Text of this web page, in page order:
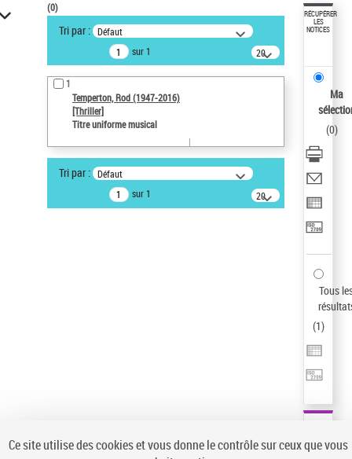
VOTRE RECHERCHE
Recherche avancée dans les
notices d’autorité
Œuvres liées à l'auteur :
Temperton, Rod (1947-2016)
Auteur d’œuvre
ne s'applique pas
Type de notice d'autorité
(0)
Tri par : Défaut
sur 1
20
résultats/page
1
Temperton, Rod (1947-2016)
[Thriller]
Titre uniforme musical
Tri par : Défaut
sur 1
20
résultats/page
RÉCUPÉRER
LES
NOTICES
Ma
(0)
Tous
(1)
Ce site utilise des cookies et vous donne le contrôle sur ceux que vous